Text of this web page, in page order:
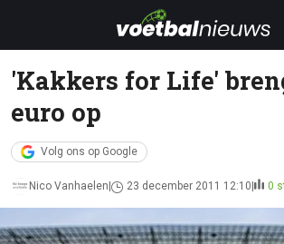
'Kakkers for Life'
euro op
Volg ons op Google
Nico Vanhaelen 23 december 2011 12:10 0